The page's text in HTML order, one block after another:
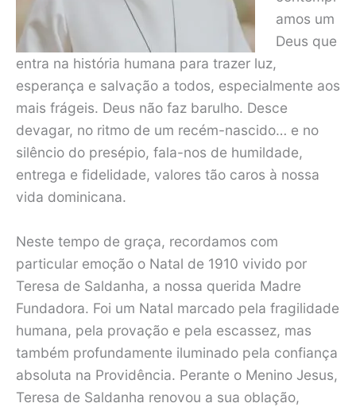
amos um
Deus que
entra na história humana para trazer luz,
esperança e salvação a todos, especialmente aos
mais frágeis. Deus não faz barulho. Desce
devagar, no ritmo de um recém-nascido… e no
silêncio do presépio, fala-nos de humildade,
entrega e fidelidade, valores tão caros à nossa
vida dominicana.
Neste tempo de graça, recordamos com
particular emoção o Natal de 1910 vivido por
Teresa de Saldanha, a nossa querida Madre
Fundadora. Foi um Natal marcado pela fragilidade
humana, pela provação e pela escassez, mas
também profundamente iluminado pela confiança
absoluta na Providência. Perante o Menino Jesus,
Teresa de Saldanha renovou a sua oblação,